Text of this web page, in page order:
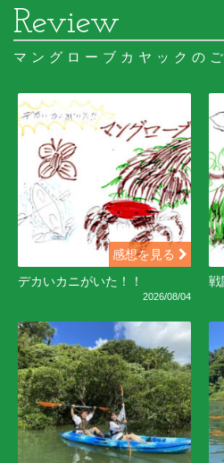
マングローブカヤックの
感想を見る
デカいカニがいた！！
2026/08/04
戦